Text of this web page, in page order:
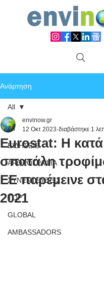
Ανάρτηση
All
ΕΙΔΗΣΕΙΣ
ΑΡΘΡΟΓΡΑΦΙΑ
ΣΥΝΕΝΤΕΥΞΕΙΣ
TOP
GLOBAL
AMBASSADORS
All
Eurostat: Η
σπατάλη
ΕΕ παρέμεινε
2021
envinow.gr
12 Οκτ 2023 διαβάστηκε 1